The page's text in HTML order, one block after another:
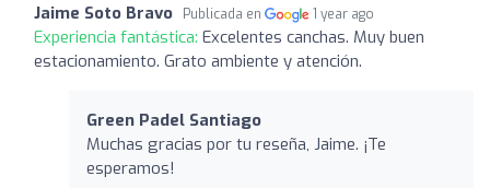
Jaime Soto Bravo Publicada en 1 year ago
Experiencia fantástica: Excelentes canchas. Muy buen
estacionamiento. Grato ambiente y atención.
Green Padel Santiago
Muchas gracias por tu reseña, Jaime. ¡Te
esperamos!